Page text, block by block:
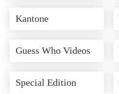
Kantone
Guess Who Videos
Special Edition